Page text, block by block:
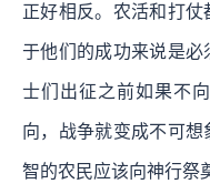
正好相反。农活和打
于他们的成功来说是
士们出征之前如果不
向，战争就变成不可
智的农民应该向神行祭